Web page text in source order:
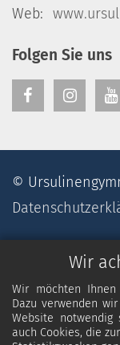
Wir
Wir möchten
Dazu verwenden
Website
auch Cookies, die
Web:
Folgen Sie uns
©